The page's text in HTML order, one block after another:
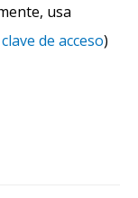
usa
de acceso)